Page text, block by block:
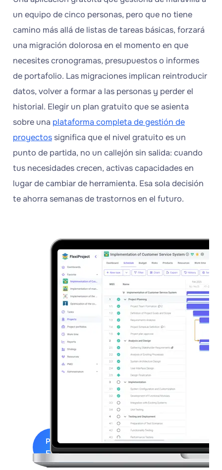
un equipo de cinco personas, pero que no tiene
camino más allá de listas de tareas básicas, forzará
una migración dolorosa en el momento en que
necesites cronogramas, presupuestos o informes
de portafolio. Las migraciones implican reintroducir
datos, volver a formar a las personas y perder el
historial. Elegir un plan gratuito que se asienta
sobre una plataforma completa de gestión de
proyectos significa que el nivel gratuito es un
punto de partida, no un callejón sin salida: cuando
tus necesidades crecen, activas capacidades en
lugar de cambiar de herramienta. Esa sola decisión
te ahorra semanas de trastornos en el futuro.
Try
FlexiProject!
Connect
strategy
execution,
FlexiProject
Prueba
FlexiProject